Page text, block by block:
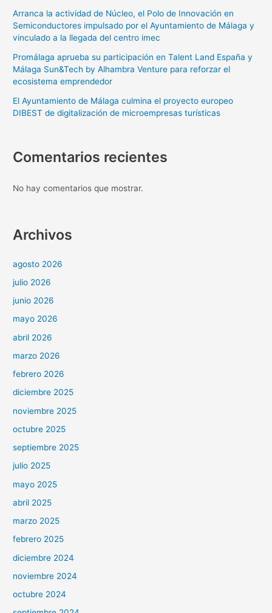
Arranca la actividad de Núcleo, el Polo de Innovación en
Semiconductores impulsado por el Ayuntamiento de Málaga y
vinculado a la llegada del centro imec
Promálaga aprueba su participación en Talent Land España y
Málaga Sun&Tech by Alhambra Venture para reforzar el
ecosistema emprendedor
El Ayuntamiento de Málaga culmina el proyecto europeo
DIBEST de digitalización de microempresas turísticas
Comentarios recientes
No hay comentarios que mostrar.
Archivos
agosto 2026
julio 2026
junio 2026
mayo 2026
abril 2026
marzo 2026
febrero 2026
diciembre 2025
noviembre 2025
octubre 2025
septiembre 2025
julio 2025
mayo 2025
abril 2025
marzo 2025
febrero 2025
diciembre 2024
noviembre 2024
octubre 2024